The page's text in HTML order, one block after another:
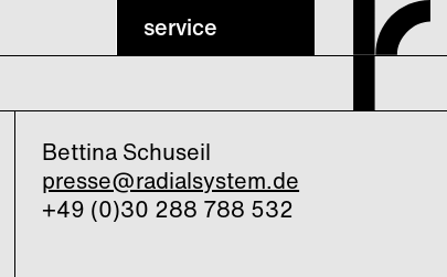
service
Bettina Schuseil
presse@radialsystem.de
+49 (0)30 288 788 532